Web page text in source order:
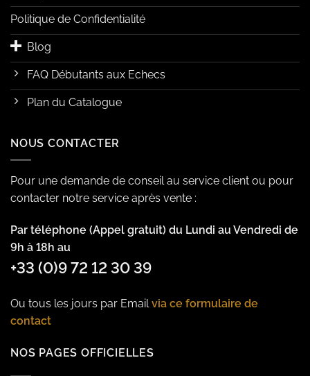
Politique de Confidentialité
Blog
FAQ Débutants aux Echecs
Plan du Catalogue
NOUS CONTACTER
Pour une demande de conseil au service client ou pour
contacter notre service après vente :
Par téléphone (Appel gratuit) du Lundi au Vendredi de
9h à 18h au
+33 (0)9 72 12 30 39
Ou tous les jours par Emailvia ce formulaire de
contact
NOS PAGES OFFICIELLES